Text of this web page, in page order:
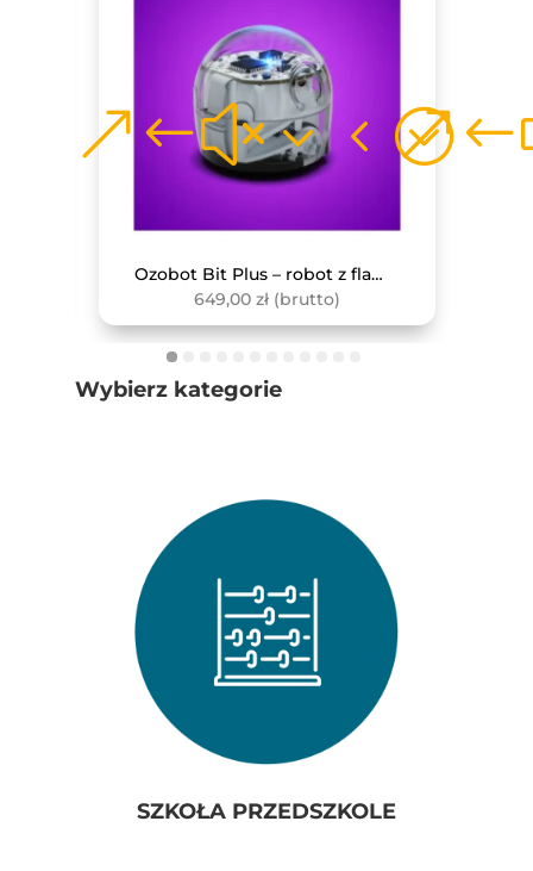
Ozobot Bit Plus – robot z flamastrami
649,00 zł (brutto)
Wybierz kategorie
SZKOŁA PRZEDSZKOLE